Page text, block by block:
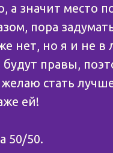
а значит место
пора
нет, но я и не в
правы,
стать
ей!
50/50.